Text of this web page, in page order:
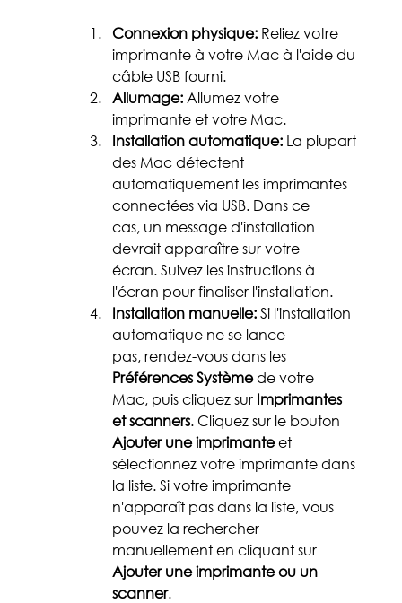
Connexion physique: Reliez votre
imprimante à votre Mac à l'aide du
câble USB fourni.
Allumage: Allumez votre
imprimante et votre Mac.
Installation automatique: La plupart
des Mac détectent
automatiquement les imprimantes
connectées via USB. Dans ce
cas, un message d'installation
devrait apparaître sur votre
écran. Suivez les instructions à
l'écran pour finaliser l'installation.
Installation manuelle: Si l'installation
automatique ne se lance
pas, rendez-vous dans les
Préférences Système de votre
Mac, puis cliquez sur Imprimantes
et scanners. Cliquez sur le bouton
Ajouter une imprimante et
sélectionnez votre imprimante dans
la liste. Si votre imprimante
n'apparaît pas dans la liste, vous
pouvez la rechercher
manuellement en cliquant sur
Ajouter une imprimante ou un
scanner.